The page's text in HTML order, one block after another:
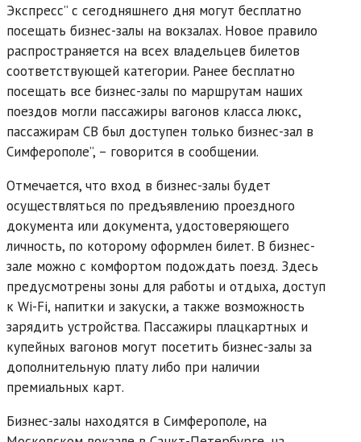
Экспресс” с сегодняшнего дня могут бесплатно
посещать бизнес-залы на вокзалах. Новое правило
распространяется на всех владельцев билетов
соответствующей категории. Ранее бесплатно
посещать все бизнес-залы по маршрутам наших
поездов могли пассажиры вагонов класса люкс,
пассажирам СВ был доступен только бизнес-зал в
Симферополе”, – говорится в сообщении.
Отмечается, что вход в бизнес-залы будет
осуществляться по предъявлению проездного
документа или документа, удостоверяющего
личность, по которому оформлен билет. В бизнес-
зале можно с комфортом подождать поезд. Здесь
предусмотрены зоны для работы и отдыха, доступ
к Wi-Fi, напитки и закуски, а также возможность
зарядить устройства. Пассажиры плацкартных и
купейных вагонов могут посетить бизнес-залы за
дополнительную плату либо при наличии
премиальных карт.
Бизнес-залы находятся в Симферополе, на